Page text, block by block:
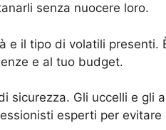
senza nuocere loro.
e il tipo di volatili presenti.
e al tuo budget.
sicurezza. Gli uccelli e gli
esperti per evitare